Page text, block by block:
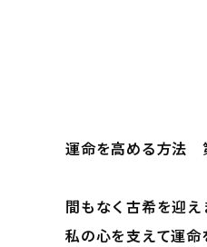
運命を高める方法
間もなく古希を迎
私の心を支えて運命